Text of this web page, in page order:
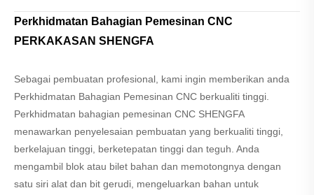
Perkhidmatan Bahagian Pemesinan CNC
PERKAKASAN SHENGFA
Sebagai pembuatan profesional, kami ingin memberikan anda
Perkhidmatan Bahagian Pemesinan CNC berkualiti tinggi.
Perkhidmatan bahagian pemesinan CNC SHENGFA
menawarkan penyelesaian pembuatan yang berkualiti tinggi,
berkelajuan tinggi, berketepatan tinggi dan teguh. Anda
mengambil blok atau bilet bahan dan memotongnya dengan
satu siri alat dan bit gerudi, mengeluarkan bahan untuk